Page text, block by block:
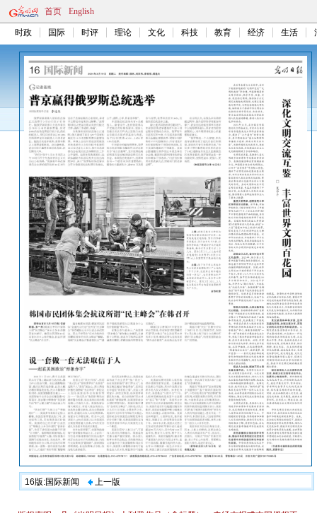
首页 English
时政 国际 时评 理论 文化 科技 教育 经济 生活
16版:国际新闻 上一版